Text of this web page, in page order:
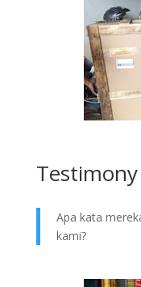
Testimony
Apa kata
kami?